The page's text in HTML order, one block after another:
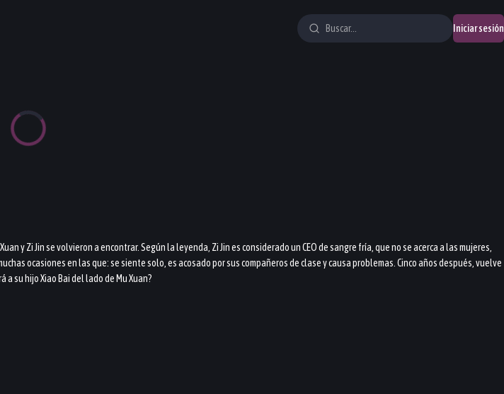
Iniciar sesión
y Zi Jin se volvieron a encontrar. Según la leyenda, Zi Jin es considerado un CEO de sangre fría, que no se acerca a las mujeres,
ocasiones en las que: se siente solo, es acosado por sus compañeros de clase y causa problemas. Cinco años después, vuelve
su hijo Xiao Bai del lado de Mu Xuan?